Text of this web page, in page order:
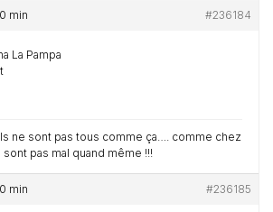
min #236184
La Pampa
ne sont pas tous comme ça…. comme chez
sont pas mal quand même !!!
min #236185